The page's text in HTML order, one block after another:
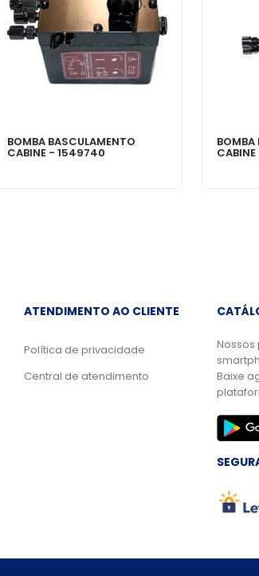
BOMBA BASCULAMENTO
CABINE - 1549740
BOMBA
ATENDIMENTO AO CLIENTE
Política de privacidade
Central de atendimento
Nossos
Baixe